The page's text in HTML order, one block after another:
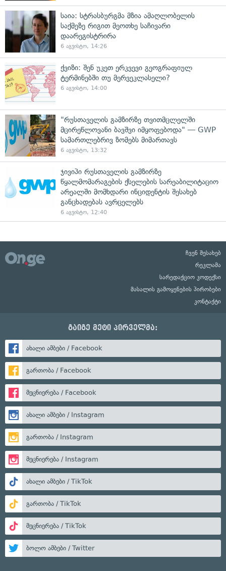
საია: სტრასბურგმა მზია ამაღლობელის
საქმეზე რიგით მეოთხე საჩივარი
დაარეგისტრირა
6 აგვისტო, 14:26
ქვიზი: შენ უკეთ ერკვევი გეოგრაფიულ
ტერმინებში თუ მერვეკლასელი?
6 აგვისტო, 14:00
"რუსთაველის გამზირზე თვითმცლელში
მცირეწლოვანი ბავშვი იმყოფებოდა" — GWP
სამართლებრივ ზომებს მიმართავს
6 აგვისტო, 13:32
ჯივიპი რუსთაველის გამზირზე
წყალმომარაგების ქსელების სარეაბილიტაციო
არეალში მომხდარი ინციდენტის შესახებ
განცხადებას ავრცელებს
6 აგვისტო, 12:40
ჩვენ შესახებ
რეკლამა
სარედაქციო კოდექსი
მასალის გამოყენების პირობები
კონტაქტი
გაიგე მეტი პირველმა:
ახალი ამბები / Facebook
გართობა / Facebook
მეცნიერება / Facebook
ახალი ამბები / Instagram
გართობა / Instagram
მეცნიერება / Instagram
ახალი ამბები / TikTok
გართობა / TikTok
მეცნიერება / TikTok
ბოლო ამბები / Twitter